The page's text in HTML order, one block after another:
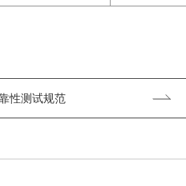
性测试规范